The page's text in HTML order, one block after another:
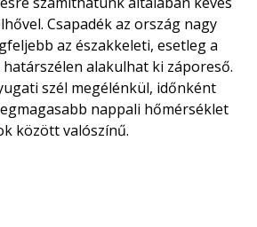
Csapadék az ország nagy
az északkeleti, esetleg a
alakulhat ki záporeső.
szél megélénkül, időnként
nappali hőmérséklet
között valószínű.